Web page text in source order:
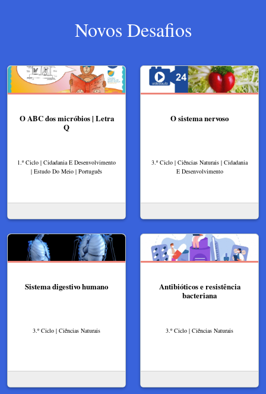
Novos Desafios
O ABC dos micróbios | Letra
Q
1.º Ciclo | Cidadania E Desenvolvimento
| Estudo Do Meio | Português
O sistema nervoso
3.º Ciclo | Ciências Naturais | Cidadania
E Desenvolvimento
Sistema digestivo humano
3.º Ciclo | Ciências Naturais
Antibióticos e resistência
bacteriana
3.º Ciclo | Ciências Naturais